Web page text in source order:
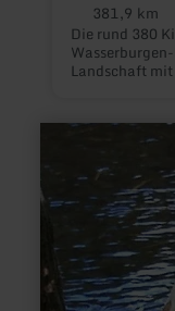
Distanz:
381,9 km
Die rund 380
Landschaft
mehr
Biberweg
[05]